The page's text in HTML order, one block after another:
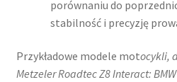
porównaniu do
stabilność i precyzję
Przykładowe modele motocykli,
Metzeler Roadtec Z8 Interact: BMW